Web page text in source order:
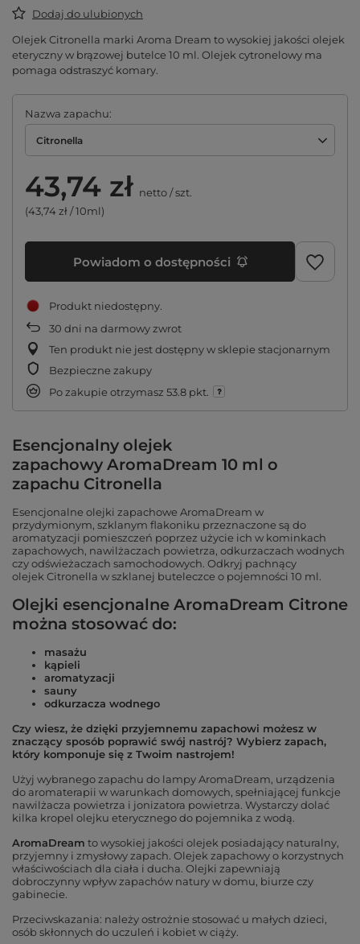
Dodaj do ulubionych
Olejek Citronella marki Aroma Dream to wysokiej jakości olejek
eteryczny w brązowej butelce 10 ml. Olejek cytronelowy ma
pomaga odstraszyć komary.
Nazwa zapachu
Citronella
43,74 zł netto/szt.
(43,74 zł / 10ml)
Powiadom o dostępności
Produkt niedostępny
30 dni na darmowy zwrot
Ten produkt nie jest dostępny w sklepie stacjonarnym
Bezpieczne zakupy
Po zakupie otrzymasz 53.8 pkt.
Esencjonalny olejek
zapachowy AromaDream 10 ml o
zapachu Citronella
Esencjonalne olejki zapachowe AromaDream w
przydymionym, szklanym flakoniku przeznaczone są do
aromatyzacji pomieszczeń poprzez użycie ich w kominkach
zapachowych, nawilżaczach powietrza, odkurzaczach wodnych
czy odświeżaczach samochodowych. Odkryj pachnący
olejek Citronella w szklanej buteleczce o pojemności 10 ml.
Olejki esencjonalne AromaDream
można stosować do:
masażu
kąpieli
aromatyzacji
sauny
odkurzacza wodnego
Czy wiesz, że dzięki przyjemnemu zapachowi możesz w
znaczący sposób poprawić swój nastrój? Wybierz zapach,
który komponuje się z Twoim nastrojem!
Użyj wybranego zapachu do lampy AromaDream, urządzenia
do aromaterapii w warunkach domowych, spełniającej funkcje
nawilżacza powietrza i jonizatora powietrza. Wystarczy dolać
kilka kropel olejku eterycznego do pojemnika z wodą.
AromaDream to wysokiej jakości olejek posiadający naturalny,
przyjemny i zmysłowy zapach. Olejek zapachowy o korzystnych
właściwościach dla ciała i ducha. Olejki zapewniają
dobroczynny wpływ zapachów natury w domu, biurze czy
gabinecie.
Przeciwskazania: należy ostrożnie stosować u małych dzieci,
osób skłonnych do uczuleń i kobiet w ciąży.